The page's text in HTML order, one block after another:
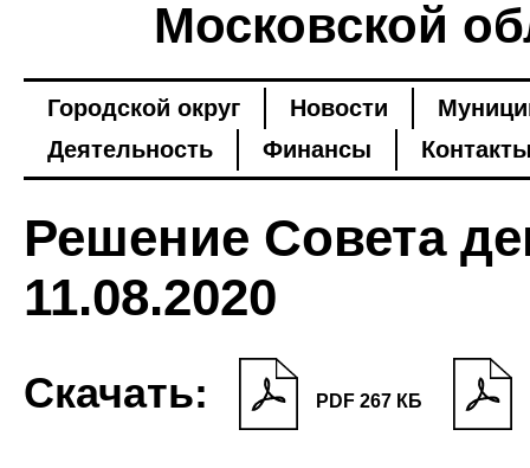
Московской
Городской округ Новости
Деятельность
Финансы
Решение Совета
11.08.2020
Скачать: PDF 267 КБ